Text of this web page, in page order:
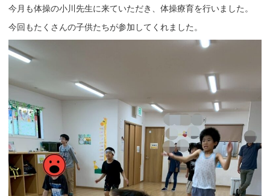
今月も体操の小川先生に来ていただき、体操療育を行いました。
今回もたくさんの子供たちが参加してくれました。